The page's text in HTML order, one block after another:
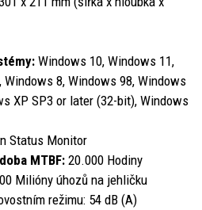
Windows 10, Windows 11,
8, Windows 98, Windows
XP SP3 or later (32-bit), Windows
Status Monitor
MTBF: 20.000 Hodiny
Milióny úhozů na jehličku
režimu: 54 dB (A)